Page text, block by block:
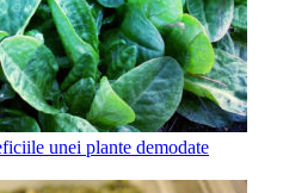
unei plante demodate